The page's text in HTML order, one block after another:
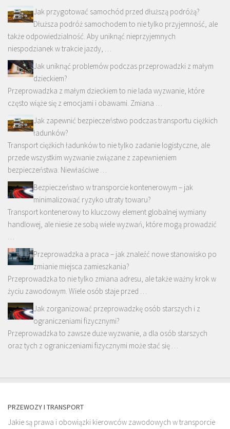
Jak przygotować samochód przed dłuższą podróżą?
Dłuższa podróż samochodem to nie tylko przyjemność, ale
także odpowiedzialność. Aby uniknąć nieprzyjemnych
niespodzianek w trakcie jazdy, …
Jak uniknąć problemów podczas przeprowadzki z małym
dzieckiem?
Przeprowadzka z małym dzieckiem to nie lada wyzwanie, które
często wiąże się z emocjami i obawami. Zmiana …
Jak zapewnić bezpieczeństwo podczas transportu ciężkich
ładunków?
Transport ciężkich ładunków to nie tylko zadanie logistyczne, ale
przede wszystkim wyzwanie związane z zapewnieniem
bezpieczeństwa. Niewłaściwe …
Bezpieczeństwo w transporcie kontenerowym – jak
minimalizować ryzyko utraty towaru?
Transport kontenerowy to kluczowy element globalnej wymiany
handlowej, ale niesie ze sobą wiele wyzwań, które mogą prowadzić
…
Przeprowadzka a praca – jak znaleźć nowe stanowisko po
zmianie miejsca zamieszkania?
Przeprowadzka to nie tylko zmiana adresu, ale także ważny krok w
życiu zawodowym. Wiele osób staje przed …
Jak zorganizować przeprowadzkę osób starszych i z
ograniczeniami fizycznymi?
Przeprowadzka to zawsze duże wyzwanie, a dla osób starszych
oraz tych z ograniczeniami fizycznymi może stać się …
PRZEWOZY I TRANSPORT
Jakie są prawa i obowiązki kierowców zawodowych w transporcie